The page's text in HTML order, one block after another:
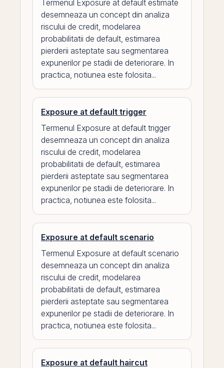
Termenul Exposure at default estimate
desemneaza un concept din analiza
riscului de credit, modelarea
probabilitatii de default, estimarea
pierderii asteptate sau segmentarea
expunerilor pe stadii de deteriorare. In
practica, notiunea este folosita...
Exposure at default trigger
Termenul Exposure at default trigger
desemneaza un concept din analiza
riscului de credit, modelarea
probabilitatii de default, estimarea
pierderii asteptate sau segmentarea
expunerilor pe stadii de deteriorare. In
practica, notiunea este folosita...
Exposure at default scenario
Termenul Exposure at default scenario
desemneaza un concept din analiza
riscului de credit, modelarea
probabilitatii de default, estimarea
pierderii asteptate sau segmentarea
expunerilor pe stadii de deteriorare. In
practica, notiunea este folosita...
Exposure at default haircut